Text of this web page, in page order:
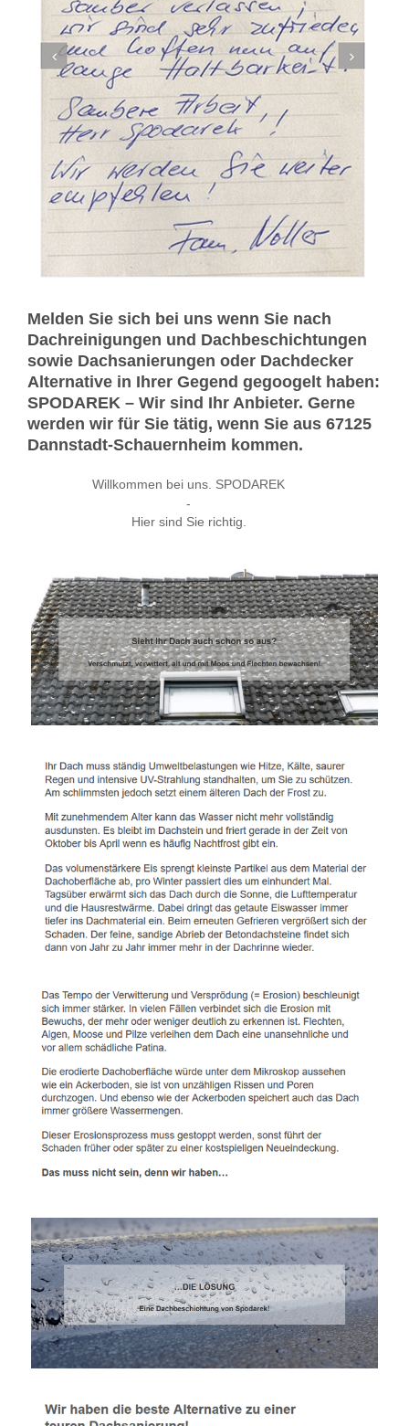
Melden Sie sich bei uns wenn Sie nach
Dachreinigungen und Dachbeschichtungen
sowie Dachsanierungen oder Dachdecker
Alternative in Ihrer Gegend gegoogelt haben:
SPODAREK – Wir sind Ihr Anbieter. Gerne
werden wir für Sie tätig, wenn Sie aus 67125
Dannstadt-Schauernheim kommen.
Willkommen bei uns. SPODAREK
-
Hier sind Sie richtig.